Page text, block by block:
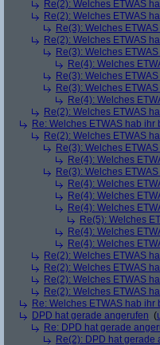
Re(2): Welches ETWAS
Re(2): Welches ETWAS
Re(3): Welches
Re(2): Welches ETWAS
Re(3): Welches
Re(4): Welches
Re(3): Welches
Re(3): Welches
Re(4): Welches
Re(2): Welches ETWAS
Re: Welches ETWAS hab ihr
Re(2): Welches ETWAS
Re(3): Welches
Re(4): Welches
Re(3): Welches
Re(4): Welches
Re(4): Welches
Re(4): Welches
Re(5): Welches
Re(4): Welches
Re(4): Welches
Re(2): Welches ETWAS
Re(2): Welches ETWAS
Re(2): Welches ETWAS
Re(2): Welches ETWAS
Re: Welches ETWAS hab ihr
DPD hat gerade angerufen (
Re: DPD hat gerade
Re(2): DPD hat gerade